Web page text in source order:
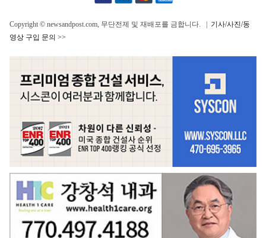
Copyright © newsandpost.com, 무단전제 및 재배포를 금합니다. | 기사/사진/동
영상 구입 문의 >>